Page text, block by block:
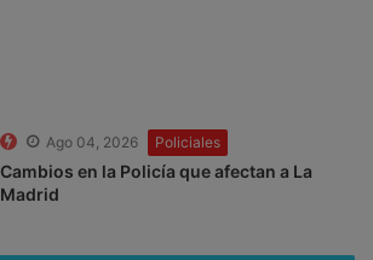
Ago 04, 2026 Policiales
Cambios en la Policía que afectan a La
Madrid